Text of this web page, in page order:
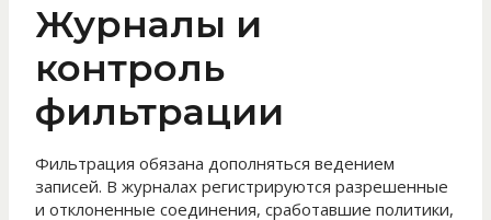
Журналы и
контроль
фильтрации
Фильтрация обязана дополняться ведением
записей. В журналах регистрируются разрешенные
и отклоненные соединения, сработавшие политики,